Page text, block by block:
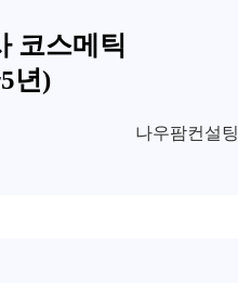
코스메틱
년)
나우팜컨설팅